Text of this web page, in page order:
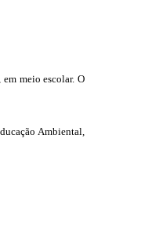
meio escolar. O
Ambiental,